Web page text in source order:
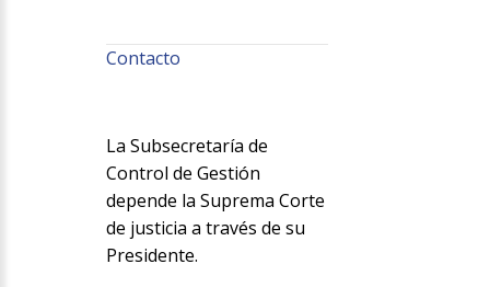
Contacto
La Subsecretaría de
Control de Gestión
depende la Suprema Corte
de justicia a través de su
Presidente.